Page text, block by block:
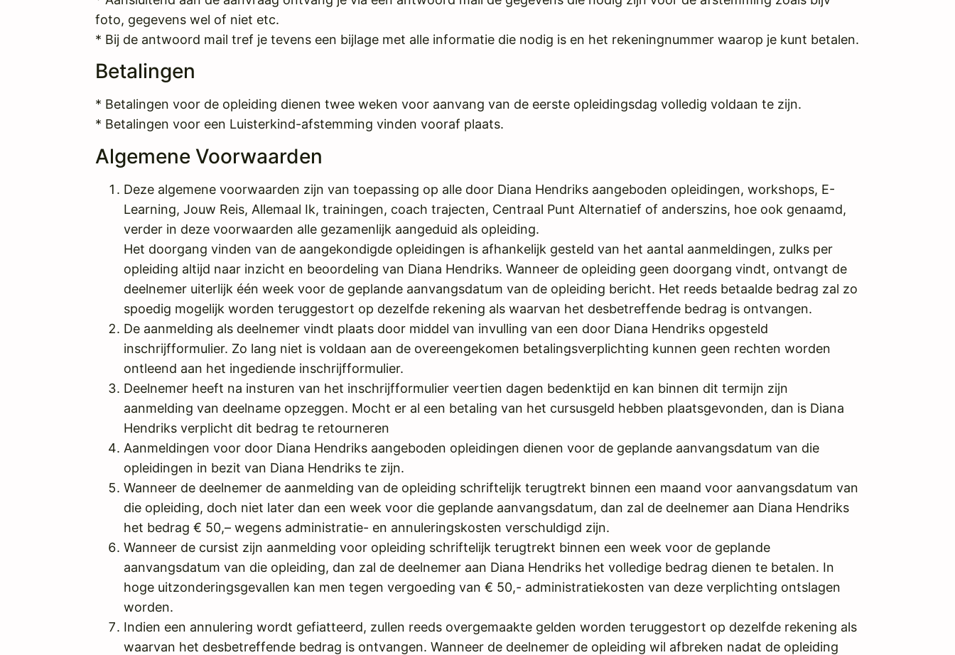
foto, gegevens wel of niet etc.
* Bij de antwoord mail tref je tevens een bijlage met alle informatie die nodig is en het rekeningnummer waarop je kunt betalen.
Betalingen
* Betalingen voor de opleiding dienen twee weken voor aanvang van de eerste opleidingsdag volledig voldaan te zijn.
* Betalingen voor een Luisterkind-afstemming vinden vooraf plaats.
Algemene Voorwaarden
Deze algemene voorwaarden zijn van toepassing op alle door Diana Hendriks aangeboden opleidingen, workshops, E-
Learning, Jouw Reis, Allemaal Ik, trainingen, coach trajecten, Centraal Punt Alternatief of anderszins, hoe ook genaamd,
verder in deze voorwaarden alle gezamenlijk aangeduid als opleiding.
Het doorgang vinden van de aangekondigde opleidingen is afhankelijk gesteld van het aantal aanmeldingen, zulks per
opleiding altijd naar inzicht en beoordeling van Diana Hendriks. Wanneer de opleiding geen doorgang vindt, ontvangt de
deelnemer uiterlijk één week voor de geplande aanvangsdatum van de opleiding bericht. Het reeds betaalde bedrag zal zo
spoedig mogelijk worden teruggestort op dezelfde rekening als waarvan het desbetreffende bedrag is ontvangen.
De aanmelding als deelnemer vindt plaats door middel van invulling van een door Diana Hendriks opgesteld
inschrijfformulier. Zo lang niet is voldaan aan de overeengekomen betalingsverplichting kunnen geen rechten worden
ontleend aan het ingediende inschrijfformulier.
Deelnemer heeft na insturen van het inschrijfformulier veertien dagen bedenktijd en kan binnen dit termijn zijn
aanmelding van deelname opzeggen. Mocht er al een betaling van het cursusgeld hebben plaatsgevonden, dan is Diana
Hendriks verplicht dit bedrag te retourneren
Aanmeldingen voor door Diana Hendriks aangeboden opleidingen dienen voor de geplande aanvangsdatum van die
opleidingen in bezit van Diana Hendriks te zijn.
Wanneer de deelnemer de aanmelding van de opleiding schriftelijk terugtrekt binnen een maand voor aanvangsdatum van
die opleiding, doch niet later dan een week voor die geplande aanvangsdatum, dan zal de deelnemer aan Diana Hendriks
het bedrag € 50,– wegens administratie- en annuleringskosten verschuldigd zijn.
Wanneer de cursist zijn aanmelding voor opleiding schriftelijk terugtrekt binnen een week voor de geplande
aanvangsdatum van die opleiding, dan zal de deelnemer aan Diana Hendriks het volledige bedrag dienen te betalen. In
hoge uitzonderingsgevallen kan men tegen vergoeding van € 50,- administratiekosten van deze verplichting ontslagen
worden.
Indien een annulering wordt gefiatteerd, zullen reeds overgemaakte gelden worden teruggestort op dezelfde rekening als
waarvan het desbetreffende bedrag is ontvangen. Wanneer de deelnemer de opleiding wil afbreken nadat de opleiding